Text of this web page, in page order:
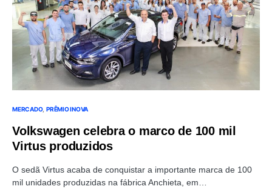
MERCADO PRÊMIO INOVA
Volkswagen celebra o marco de 100 mil
Virtus produzidos
O sedã Virtus acaba de conquistar a importante marca de 100
mil unidades produzidas na fábrica Anchieta, em…